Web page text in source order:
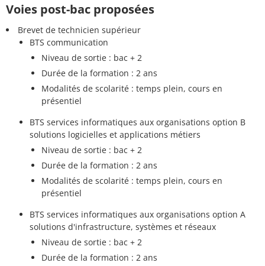
Voies post-bac proposées
Brevet de technicien supérieur
BTS communication
Niveau de sortie : bac + 2
Durée de la formation : 2 ans
Modalités de scolarité : temps plein, cours en
présentiel
BTS services informatiques aux organisations option B
solutions logicielles et applications métiers
Niveau de sortie : bac + 2
Durée de la formation : 2 ans
Modalités de scolarité : temps plein, cours en
présentiel
BTS services informatiques aux organisations option A
solutions d'infrastructure, systèmes et réseaux
Niveau de sortie : bac + 2
Durée de la formation : 2 ans